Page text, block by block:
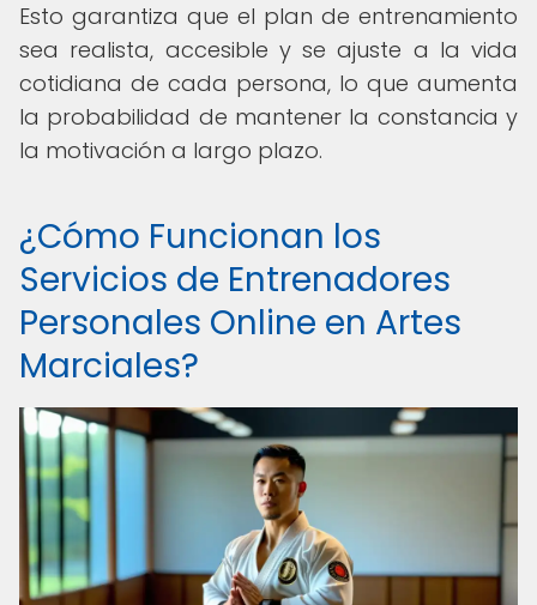
Esto garantiza que el plan de entrenamiento
sea realista, accesible y se ajuste a la vida
cotidiana de cada persona, lo que aumenta
la probabilidad de mantener la constancia y
la motivación a largo plazo.
¿Cómo Funcionan los
Servicios de Entrenadores
Personales Online en Artes
Marciales?